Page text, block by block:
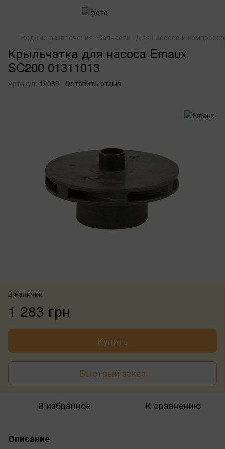
Водные развлечения Запчасти Для насосов и
Крыльчатка для насоса Emaux
SC200 01311013
Артикул: 12069 Оставить отзыв
В наличии
1 283 грн
Купить
Быстрый заказ
В избранное К сравнению
Описание